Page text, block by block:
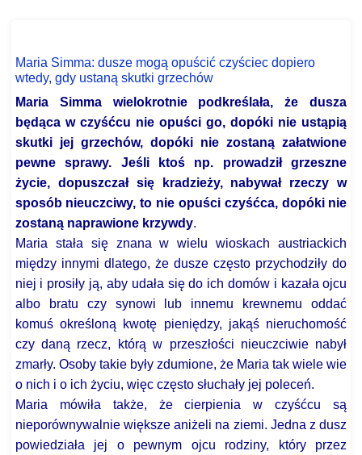
Maria Simma: dusze mogą opuścić czyściec dopiero
wtedy, gdy ustaną skutki grzechów
Maria Simma wielokrotnie podkreślała, że dusza
będąca w czyśćcu nie opuści go, dopóki nie ustąpią
skutki jej grzechów, dopóki nie zostaną załatwione
pewne sprawy. Jeśli ktoś np. prowadził grzeszne
życie, dopuszczał się kradzieży, nabywał rzeczy w
sposób nieuczciwy, to nie opuści czyśćca, dopóki nie
zostaną naprawione krzywdy.
Maria stała się znana w wielu wioskach austriackich
między innymi dlatego, że dusze często przychodziły do
niej i prosiły ją, aby udała się do ich domów i kazała ojcu
albo bratu czy synowi lub innemu krewnemu oddać
komuś określoną kwotę pieniędzy, jakąś nieruchomość
czy daną rzecz, którą w przeszłości nieuczciwie nabył
zmarły. Osoby takie były zdumione, że Maria tak wiele wie
o nich i o ich życiu, więc często słuchały jej poleceń.
Maria mówiła także, że cierpienia w czyśćcu są
nieporównywalnie większe aniżeli na ziemi. Jedna z dusz
powiedziała jej o pewnym ojcu rodziny, który przez